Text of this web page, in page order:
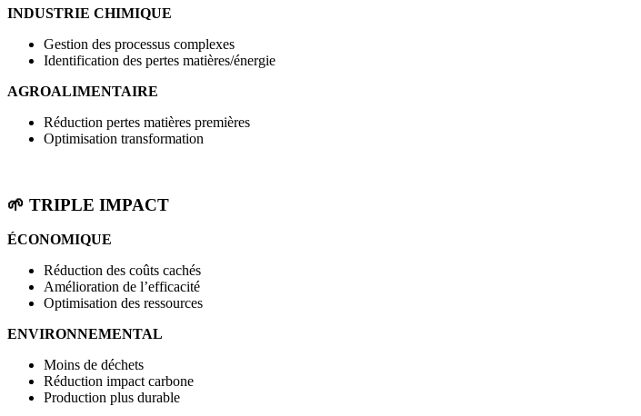
INDUSTRIE CHIMIQUE
Gestion des processus complexes
Identification des pertes matières/énergie
AGROALIMENTAIRE
Réduction pertes matières premières
Optimisation transformation
🌱 TRIPLE IMPACT
ÉCONOMIQUE
Réduction des coûts cachés
Amélioration de l’efficacité
Optimisation des ressources
ENVIRONNEMENTAL
Moins de déchets
Réduction impact carbone
Production plus durable